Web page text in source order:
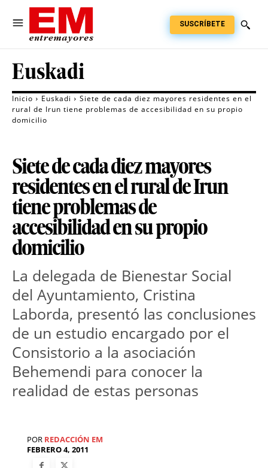
SUSCRÍBETE
Euskadi
Inicio Euskadi
Siete de cada diez mayores residentes en el
rural de Irun tiene problemas de accesibilidad en su propio
domicilio
Siete de cada diez mayores
residentes en el rural de Irun
tiene problemas de
accesibilidad en su propio
domicilio
La delegada de Bienestar Social
del Ayuntamiento, Cristina
Laborda, presentó las conclusiones
de un estudio encargado por el
Consistorio a la asociación
Behemendi para conocer la
realidad de estas personas
POR REDACCIÓN EM
FEBRERO 4, 2011